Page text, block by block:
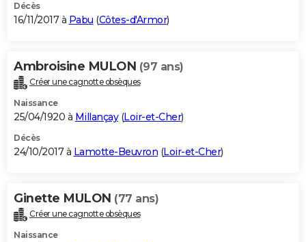
Décès
16/11/2017 à Pabu (Côtes-d'Armor)
Ambroisine MULON (97 ans)
Créer une cagnotte obsèques
Naissance
25/04/1920 à Millançay(Loir-et-Cher)
Décès
24/10/2017 à Lamotte-Beuvron (Loir-et-Cher)
Ginette MULON (77 ans)
Créer une cagnotte obsèques
Naissance